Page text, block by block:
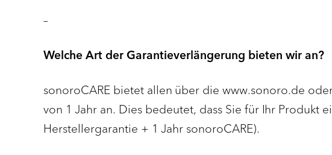
–
Welche Art der Garantieverlängerung bieten wir an?
sonoroCARE bietet allen über die www.sonoro.de
von 1 Jahr an. Dies bedeutet, dass Sie für Ihr Produkt
Herstellergarantie + 1 Jahr sonoroCARE).